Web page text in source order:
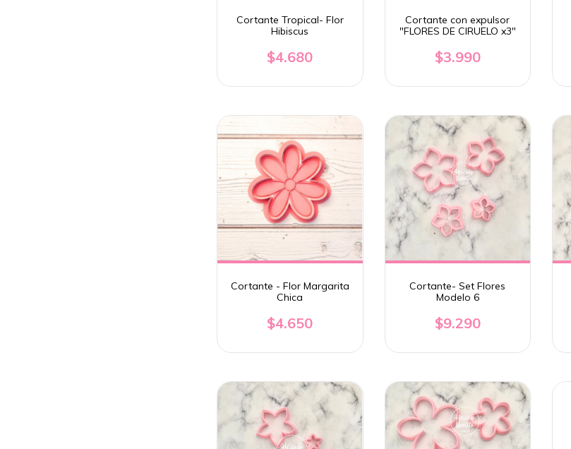
Cortante Tropical- Flor
Hibiscus
$4.680
Cortante con expulsor
"FLORES DE CIRUELO x3"
$3.990
Cortante - Flor Margarita
Chica
$4.650
Cortante- Set Flores
Modelo 6
$9.290